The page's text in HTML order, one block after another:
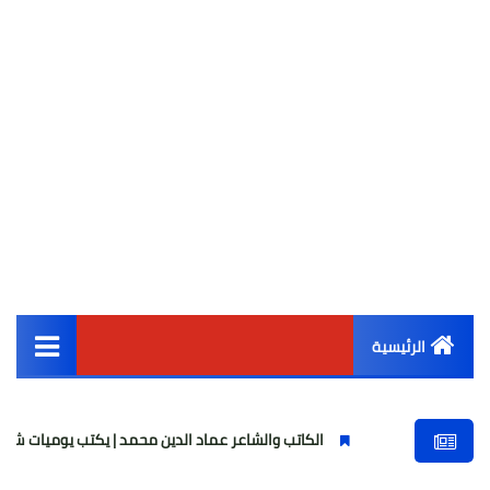
الرئيسية
أخبار مصر
الكاتب والشاعر عماد الدين محمد | يكتب يوميات شاعر وقصيدة :